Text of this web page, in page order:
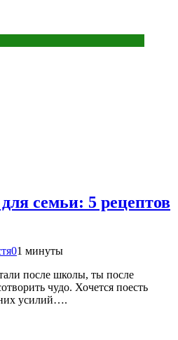
семьи: 5 рецептов
01 минуты
после школы, ты после
чудо. Хочется поесть
усилий….